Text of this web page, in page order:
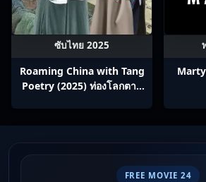
ซับไทย 2025
Roaming China with Tang
Poetry (2025) ท่องโลกตาม
Ep1-12
FREE MOVIE 24